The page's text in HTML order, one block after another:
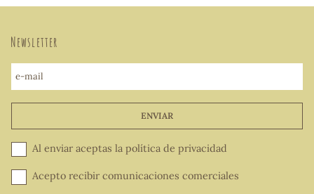
Newsletter
e-mail
ENVIAR
Al enviar aceptas la política de privacidad
Acepto recibir comunicaciones comerciales